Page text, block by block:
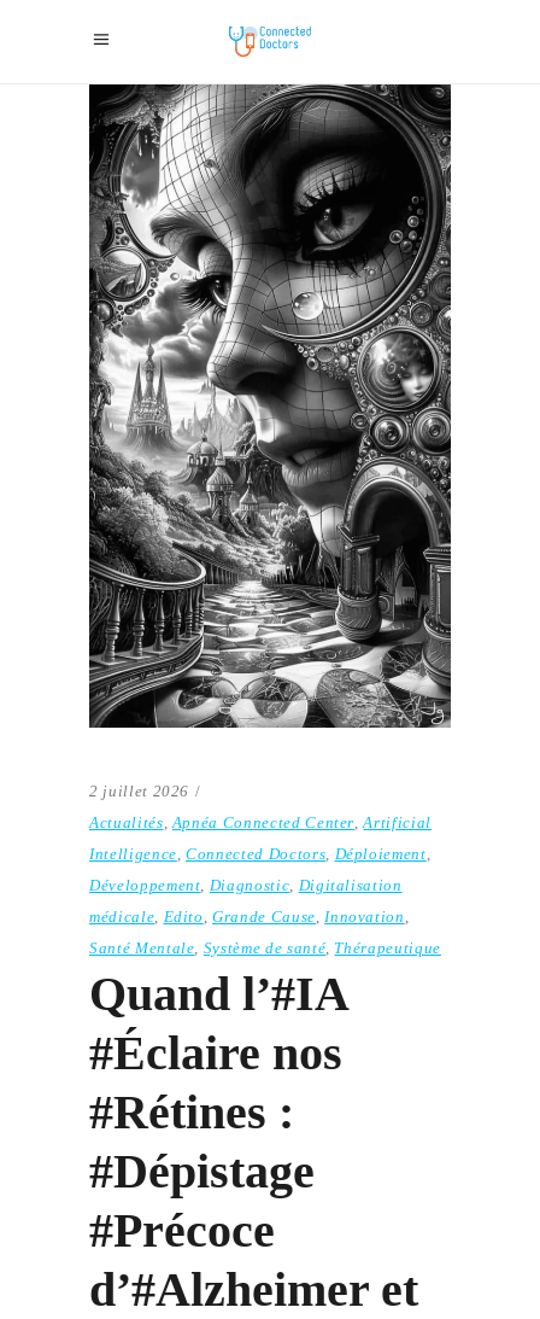
2 juillet 2026
Actualités,Apnéa Connected Center,Artificial
Intelligence,Connected Doctors, Déploiement,
Développement, Diagnostic, Digitalisation
médicale, Edito ,Grande Cause,Innovation ,
Santé Mentale, Système de santé, Thérapeutique
Quand l’#IA
#Éclaire nos
#Rétines :
#Dépistage
#Précoce
d’#Alzheimer et